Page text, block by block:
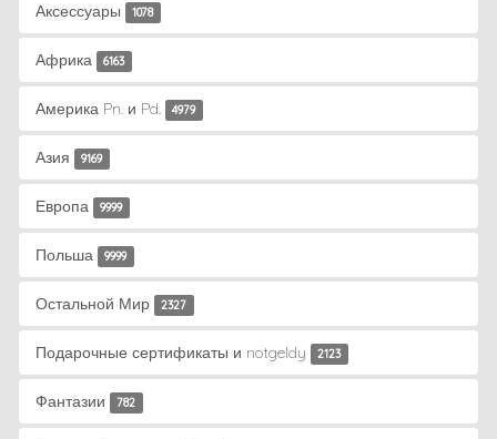
Аксессуары 1078
Африка 6163
Америка Pn. и Pd. 4979
Азия 9169
Европа 9999
Польша 9999
Остальной Мир 2327
Подарочные сертификаты и notgeldy 2123
Фантазии 782